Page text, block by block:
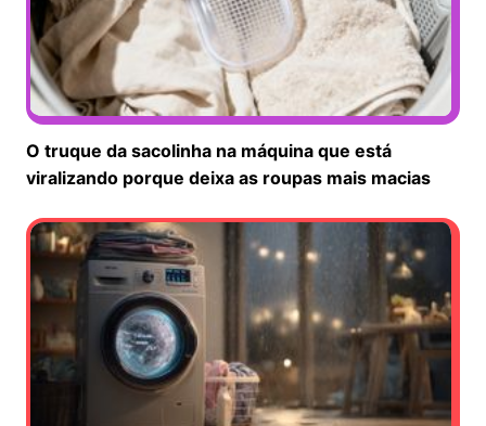
O truque da sacolinha na máquina que está
viralizando porque deixa as roupas mais macias